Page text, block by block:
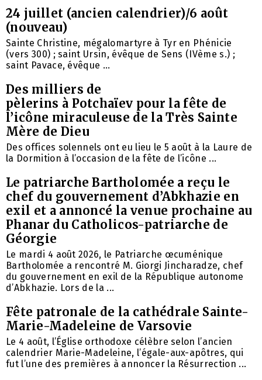
24 juillet (ancien calendrier)/6 août
(nouveau)
Sainte Christine, mégalomartyre à Tyr en Phénicie
(vers 300) ; saint Ursin, évêque de Sens (IVème s.) ;
saint Pavace, évêque ...
Des milliers de
pèlerins à Potchaïev pour la fête de
l’icône miraculeuse de la Très Sainte
Mère de Dieu
Des offices solennels ont eu lieu le 5 août à la Laure de
la Dormition à l’occasion de la fête de l’icône ...
Le patriarche Bartholomée a reçu le
chef du gouvernement d’Abkhazie en
exil et a annoncé la venue prochaine au
Phanar du Catholicos-patriarche de
Géorgie
Le mardi 4 août 2026, le Patriarche œcuménique
Bartholomée a rencontré M. Giorgi Jincharadze, chef
du gouvernement en exil de la République autonome
d’Abkhazie. Lors de la ...
Fête patronale de la cathédrale Sainte-
Marie-Madeleine de Varsovie
Le 4 août, l’Église orthodoxe célèbre selon l’ancien
calendrier Marie-Madeleine, l’égale-aux-apôtres, qui
fut l’une des premières à annoncer la Résurrection ...